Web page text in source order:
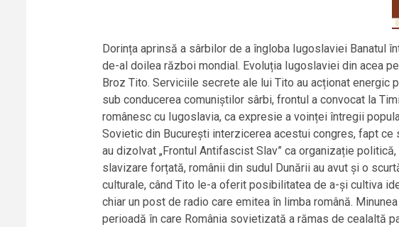
Dorința aprinsă a sârbilor de a îngloba Iugoslaviei Banatul
de-al doilea război mondial. Evoluția Iugoslaviei din acea
Broz Tito. Serviciile secrete ale lui Tito au acționat energic
sub conducerea comuniștilor sârbi, frontul a convocat la
românesc cu Iugoslavia, ca expresie a voinței întregii
Sovietic din București interzicerea acestui congres, fapt
au dizolvat „Frontul Antifascist Slav” ca organizație
slavizare forțată, românii din sudul Dunării au avut și o
culturale, când Tito le-a oferit posibilitatea de a-și cultiva
chiar un post de radio care emitea în limba română.
perioadă în care România sovietizată a rămas de cealaltă